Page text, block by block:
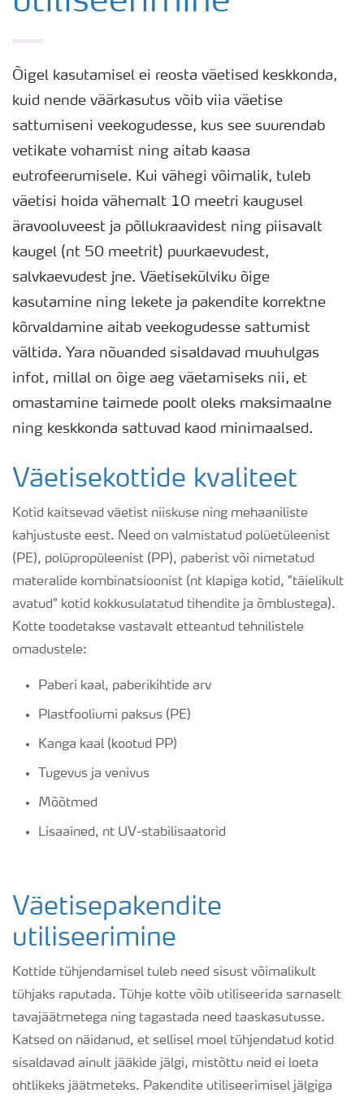
Õigel kasutamisel ei reosta väetised keskkonda,
kuid nende väärkasutus võib viia väetise
sattumiseni veekogudesse, kus see suurendab
vetikate vohamist ning aitab kaasa
eutrofeerumisele. Kui vähegi võimalik, tuleb
väetisi hoida vähemalt 10 meetri kaugusel
äravooluveest ja põllukraavidest ning piisavalt
kaugel (nt 50 meetrit) puurkaevudest,
salvkaevudest jne. Väetisekülviku õige
kasutamine ning lekete ja pakendite korrektne
kõrvaldamine aitab veekogudesse sattumist
vältida. Yara nõuanded sisaldavad muuhulgas
infot, millal on õige aeg väetamiseks nii, et
omastamine taimede poolt oleks maksimaalne
ning keskkonda sattuvad kaod minimaalsed.
Väetisekottide kvaliteet
Kotid kaitsevad väetist niiskuse ning mehaaniliste
kahjustuste eest. Need on valmistatud polüetüleenist
(PE), polüpropüleenist (PP), paberist või nimetatud
materalide kombinatsioonist (nt klapiga kotid, ”täielikult
avatud” kotid kokkusulatatud tihendite ja õmblustega).
Kotte toodetakse vastavalt etteantud tehnilistele
omadustele:
Paberi kaal, paberikihtide arv
Plastfooliumi paksus (PE)
Kanga kaal (kootud PP)
Tugevus ja venivus
Mõõtmed
Lisaained, nt UV-stabilisaatorid
Väetisepakendite
utiliseerimine
Kottide tühjendamisel tuleb need sisust võimalikult
tühjaks raputada. Tühje kotte võib utiliseerida sarnaselt
tavajäätmetega ning tagastada need taaskasutusse.
Katsed on näidanud, et sellisel moel tühjendatud kotid
sisaldavad ainult jääkide jälgi, mistõttu neid ei loeta
ohtlikeks jäätmeteks. Pakendite utiliseerimisel jälgiga